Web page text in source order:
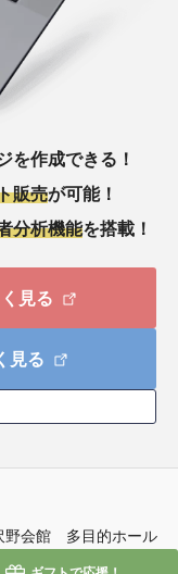
を作成できる！
販売が可能！
分析機能を搭載！
見る
見る
野会館 多目的ホール